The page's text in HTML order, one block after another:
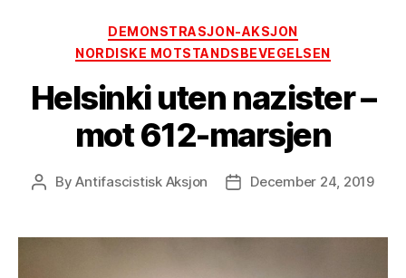
Categories
DEMONSTRASJON-AKSJON
NORDISKE MOTSTANDSBEVEGELSEN
Helsinki uten nazister –
mot 612-marsjen
PostByAntifascistisk Aksjon
PostDecember 24, 2019